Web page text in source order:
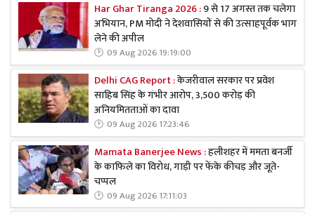
Har Ghar Tiranga 2026 :9 से 17 अगस्त तक चलेगा
अभियान, PM मोदी ने देशवासियों से की उत्साहपूर्वक भाग
लेने की अपील
09 Aug 2026 19:19:00
Delhi CAG Report :केजरीवाल सरकार पर प्रवेश
साहिब सिंह के गंभीर आरोप, 3,500 करोड़ की
अनियमितताओं का दावा
09 Aug 2026 17:23:46
Mamata Banerjee News :हलीशहर में ममता बनर्जी
के काफिले का विरोध, गाड़ी पर फेंके कीचड़ और जूते-
चप्पल
09 Aug 2026 17:11:03